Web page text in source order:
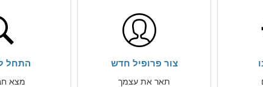
צור פרופיל חדש
תאר את עצמך
התחל
מצא